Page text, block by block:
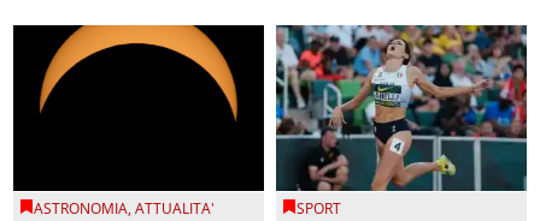
ASTRONOMIA,ATTUALITA' SPORT